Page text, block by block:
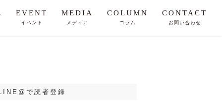
EVENT
イベント
MEDIA
メディア
COLUMN
コラム
CONTACT
お問い合わせ
で読者登録